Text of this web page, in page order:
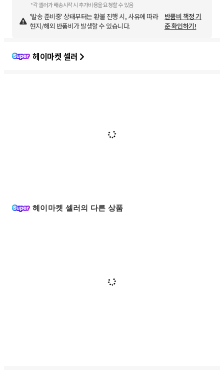
*각 셀러가 배송시작 시 추가비용을 요청할 수 있음
'발송 준비중' 상태부터는 환불 진행 시, 사유에 따라
현지/해외 반품비가 발생할 수 있습니다.
반품비 책정 기
준 확인하기!
헤이마켓 셀러
헤이마켓 셀러의 다른 상품